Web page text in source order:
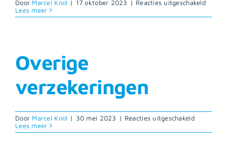
Door Marcel Knol | 17 oktober 2023 | Reacties uitgeschakeldvoor
/
Lees meer
Overige
verzekeringen
Door Marcel Knol | 30 mei 2023 | Reacties uitgeschakeldvoor
Lees meer